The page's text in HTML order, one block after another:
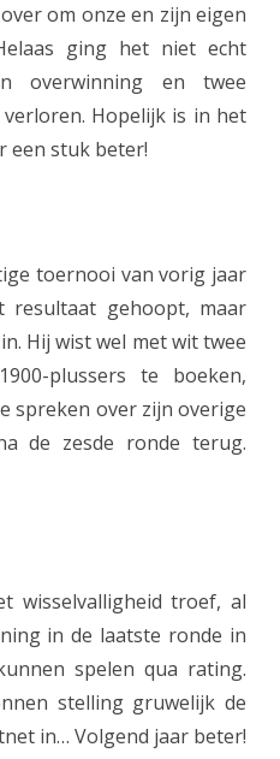
over om onze en zijn eigen
ging het niet echt
overwinning en twee
Hopelijk is in het
een stuk beter!
toernooi van vorig jaar
resultaat gehoopt, maar
Hij wist wel met wit twee
plussers te boeken,
spreken over zijn overige
de zesde ronde terug.
wisselvalligheid troef, al
in de laatste ronde in
spelen qua rating.
stelling gruwelijk de
in… Volgend jaar beter!